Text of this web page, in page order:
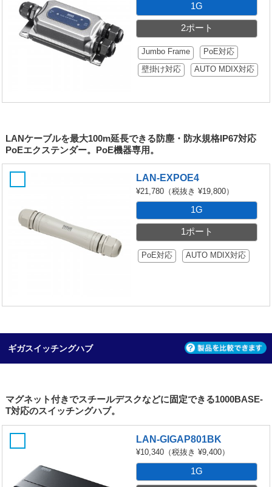
1G
2ポート
Jumbo Frame
PoE対応
壁掛け対応
AUTO MDIX対応
LANケーブルを最大100m延長できる防塵・防水規格IP67対応
PoEエクステンダー。PoE機器専用。
LAN-EXPOE4
¥21,780（税抜き ¥19,800）
1G
1ポート
PoE対応 AUTO MDIX対応
ギガスイッチングハブ
マグネット付きでスチールデスクなどに固定できる1000BASE-
T対応のスイッチングハブ。
LAN-GIGAP801BK
¥10,340（税抜き ¥9,400）
1G